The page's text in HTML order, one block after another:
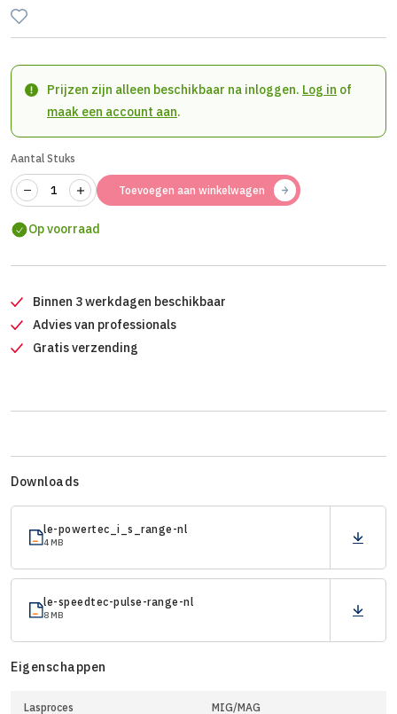
Prijzen zijn alleen beschikbaar na inloggen. Log in of
maak een account aan.
Aantal Stuks
Toevoegen aan winkelwagen
Op voorraad
Binnen 3 werkdagen beschikbaar
Advies van professionals
Gratis verzending
Downloads
le-powertec_i_s_range-nl
4 MB
le-speedtec-pulse-range-nl
8 MB
Eigenschappen
Lasproces MIG/MAG